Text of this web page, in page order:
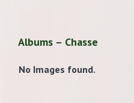
Albums – Chasse
No Images found.